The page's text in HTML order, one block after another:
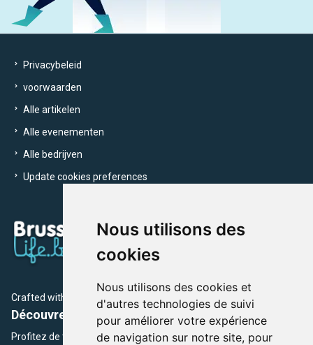
Nous utilisons des
cookies
Nous utilisons des cookies et
d'autres technologies de suivi
pour améliorer votre expérience
de navigation sur notre site, pour
Privacybeleid
voorwaarden
Alle artikelen
Alle evenementen
Alle bedrijven
Update cookies preferences
Crafted with by Brusselslife Team
Découvrez plus de 12 000 adresses et événements
Profitez de toutes les sections de BrusselsLife.be et découvrez